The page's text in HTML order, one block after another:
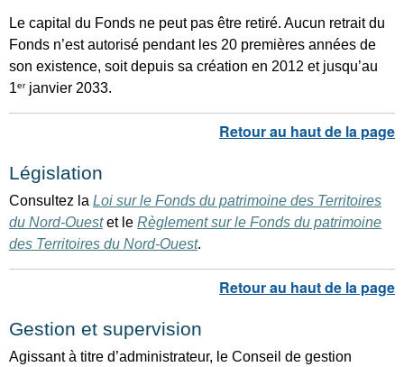
Le capital du Fonds ne peut pas être retiré. Aucun retrait du
Fonds n’est autorisé pendant les 20 premières années de
son existence, soit depuis sa création en 2012 et jusqu’au
1erjanvier 2033.
Législation
Consultez la Loi sur le Fonds du patrimoine des Territoires
du Nord‑Ouest et le Règlement sur le Fonds du patrimoine
des Territoires du Nord-Ouest.
Gestion et supervision
Agissant à titre d’administrateur, le Conseil de gestion